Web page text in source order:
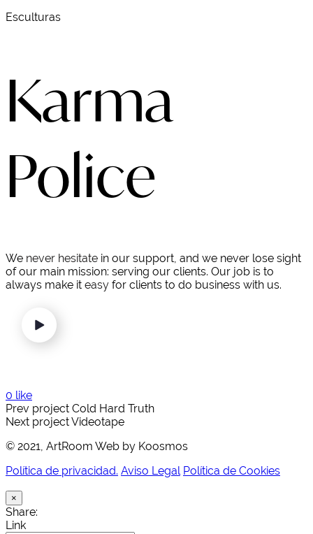
Esculturas
Karma
Police
We never hesitate in our support, and we never lose sight
of our main mission: serving our clients. Our job is to
always make it easy for clients to do business with us.
0 like
Prev project Cold Hard Truth
Next projectVideotape
© 2021, ArtRoom Web by Koosmos
Política de privacidad. Aviso Legal Política de Cookies
×
Share:
Link